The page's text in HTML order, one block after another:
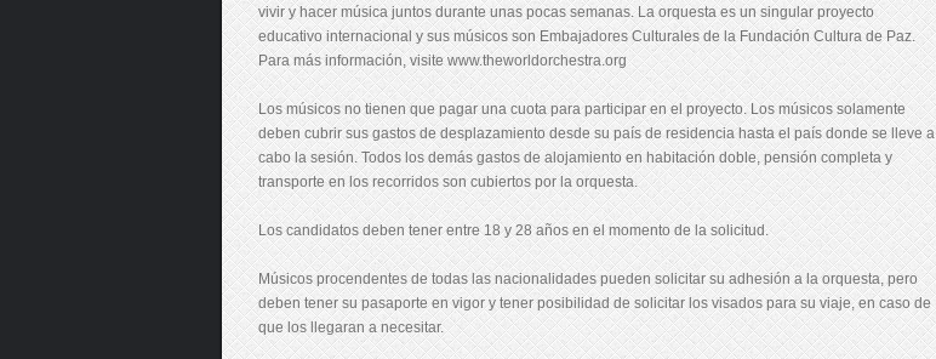
vivir y hacer música juntos durante unas pocas semanas. La orquesta es un singular proyecto
educativo internacional y sus músicos son Embajadores Culturales de la Fundación Cultura de Paz.
Para más información, visite www.theworldorchestra.org
Los músicos no tienen que pagar una cuota para participar en el proyecto. Los músicos solamente
deben cubrir sus gastos de desplazamiento desde su país de residencia hasta el país donde se lleve a
cabo la sesión. Todos los demás gastos de alojamiento en habitación doble, pensión completa y
transporte en los recorridos son cubiertos por la orquesta.
Los candidatos deben tener entre 18 y 28 años en el momento de la solicitud.
Músicos procendentes de todas las nacionalidades pueden solicitar su adhesión a la orquesta, pero
deben tener su pasaporte en vigor y tener posibilidad de solicitar los visados para su viaje, en caso de
que los llegaran a necesitar.